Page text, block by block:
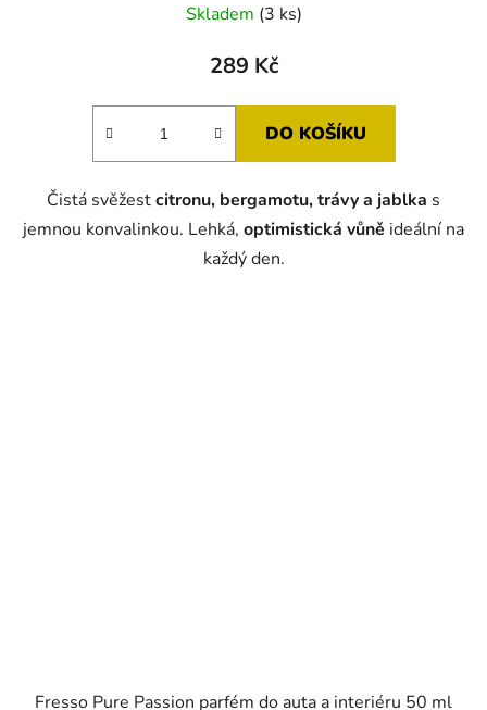
Skladem (3 ks)
289 Kč
DO KOŠÍKU
Čistá svěžestcitronu, bergamotu, trávy a jablka s
jemnou konvalinkou. Lehká, optimistická vůně ideální na
každý den.
Fresso Pure Passion parfém do auta a interiéru 50 ml